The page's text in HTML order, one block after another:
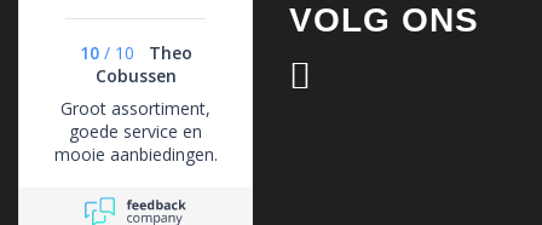
10 / 10
Theo
Cobussen
Groot assortiment,
goede service en
mooie aanbiedingen.
VOLG ONS